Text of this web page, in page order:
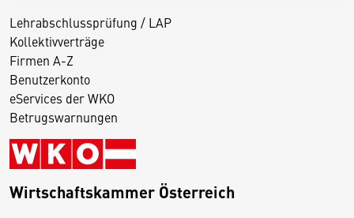
Lehrabschlussprüfung / LAP
Kollektivverträge
Firmen A-Z
Benutzerkonto
eServices der WKO
Betrugswarnungen
Wirtschaftskammer Österreich